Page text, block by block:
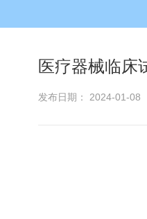
医疗器械临床
发布日期： 2024-01-08